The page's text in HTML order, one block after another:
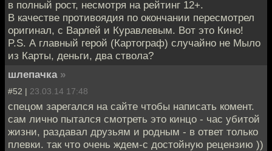
в полный рост, несмотря на рейтинг 12+.
В качестве противоядия по окончании пересмотрел
оригинал, с Варлей и Куравлевым. Вот это Кино!
P.S. А главный герой (Картограф) случайно не Мыло
из Карты, деньги, два ствола?
шлепачка »
#52 | 23.03.14 17:48
спецом зарегался на сайте чтобы написать комент.
сам лично пытался смотреть это кинцо - час убитой
жизни, раздавал друзьям и родным - в ответ только
плевки. так что очень ждем-с достойную рецензию ))